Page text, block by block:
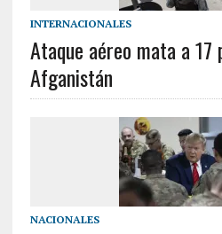
INTERNACIONALES
Ataque aéreo mata a 17
Afganistán
NACIONALES